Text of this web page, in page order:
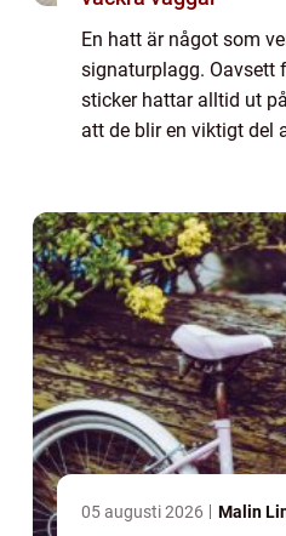
En hatt är något som
signaturplagg. Oavsett
sticker hattar alltid ut
att de blir en viktigt del
05 augusti 2026 Malin